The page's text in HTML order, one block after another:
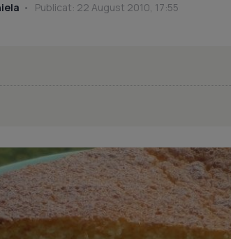
Publicat: 22 August 2010, 17:55